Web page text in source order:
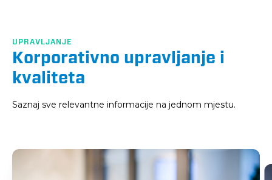
UPRAVLJANJE
Korporativno upravljanje i
kvaliteta
Saznaj sve relevantne informacije na jednom mjestu.